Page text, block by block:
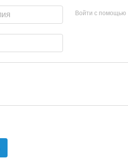
Войти с помощью